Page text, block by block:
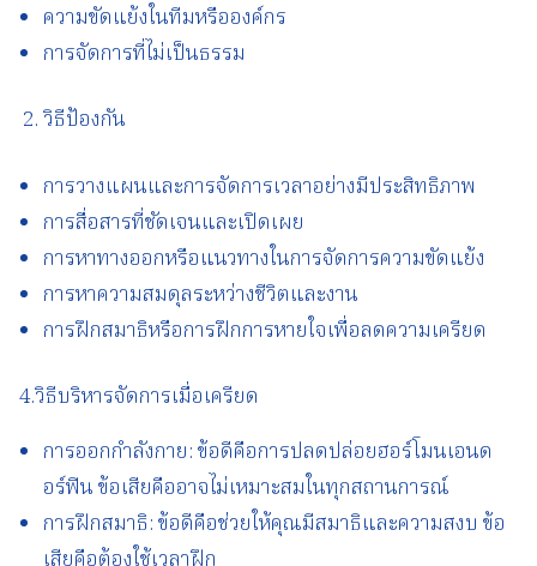
ความขัดแย้งในทีมหรือองค์กร
การจัดการที่ไม่เป็นธรรม
วิธีป้องกัน
การวางแผนและการจัดการเวลาอย่างมีประสิทธิภาพ
การสื่อสารที่ชัดเจนและเปิดเผย
การหาทางออกหรือแนวทางในการจัดการความขัดแย้ง
การหาความสมดุลระหว่างชีวิตและงาน
การฝึกสมาธิหรือการฝึกการหายใจเพื่อลดความเครียด
4.วิธีบริหารจัดการเมื่อเครียด
การออกกำลังกาย: ข้อดีคือการปลดปล่อยฮอร์โมนเอนด
อร์ฟิน ข้อเสียคืออาจไม่เหมาะสมในทุกสถานการณ์
การฝึกสมาธิ: ข้อดีคือช่วยให้คุณมีสมาธิและความสงบ ข้อ